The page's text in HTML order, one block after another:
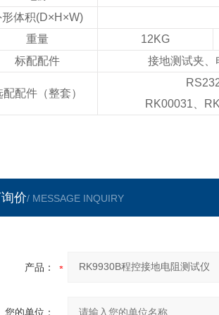
形体积(D×H×W)
重量
12KG
标配配件
接地测试夹、
配配件（整套）
RK00031、
价/ MESSAGE INQUIRY
产品：
您的单位：